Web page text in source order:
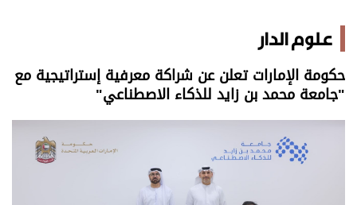
اقتصاد
الرياضة
وجهات نظر
الترفيه
التعليم والمعرفة
علوم الدار
حكومة الإمارات تعلن عن شراكة معرفية إستراتيجية مع
"جامعة محمد بن زايد للذكاء الاصطناعي"